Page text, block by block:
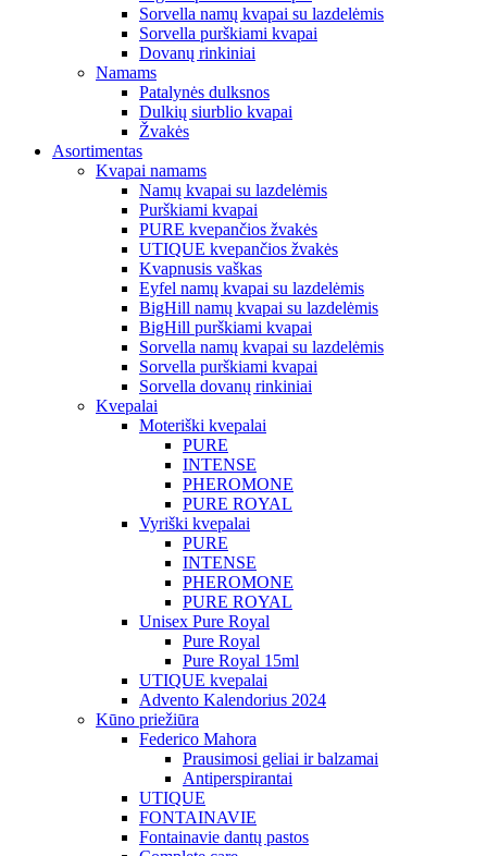
Sorvella namų kvapai su lazdelėmis
Sorvella purškiami kvapai
Dovanų rinkiniai
Namams
Patalynės dulksnos
Dulkių siurblio kvapai
Žvakės
Asortimentas
Kvapai namams
Namų kvapai su lazdelėmis
Purškiami kvapai
PURE kvepančios žvakės
UTIQUE kvepančios žvakės
Kvapnusis vaškas
Eyfel namų kvapai su lazdelėmis
BigHill namų kvapai su lazdelėmis
BigHill purškiami kvapai
Sorvella namų kvapai su lazdelėmis
Sorvella purškiami kvapai
Sorvella dovanų rinkiniai
Kvepalai
Moteriški kvepalai
PURE
INTENSE
PHEROMONE
PURE ROYAL
Vyriški kvepalai
PURE
INTENSE
PHEROMONE
PURE ROYAL
Unisex Pure Royal
Pure Royal
Pure Royal 15ml
UTIQUE kvepalai
Advento Kalendorius 2024
Kūno priežiūra
Federico Mahora
Prausimosi geliai ir balzamai
Antiperspirantai
UTIQUE
FONTAINAVIE
Fontainavie dantų pastos